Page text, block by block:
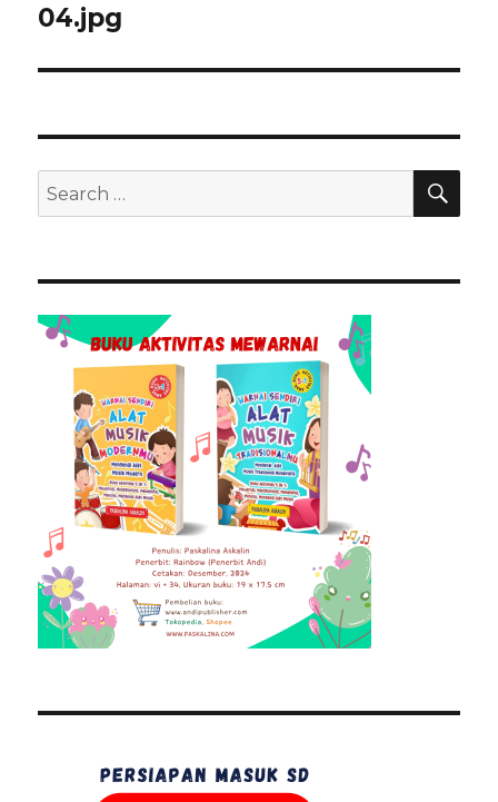
04.jpg
Search
for: